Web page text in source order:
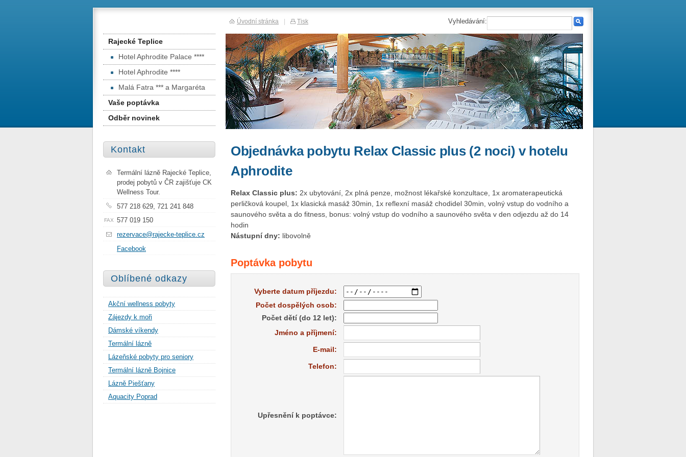
Objednávka pobytu Relax Classic plus (2 noci) v hotelu
Aphrodite
Relax Classic plus: 2x ubytování, 2x plná penze, možnost lékařské konzultace, 1x aromaterapeutická
perličková koupel, 1x klasická masáž 30min, 1x reflexní masáž chodidel 30min, volný vstup do vodního a
saunového světa a do fitness, bonus: volný vstup do vodního a saunového světa v den odjezdu až do 14
hodin
Nástupní dny: libovolně
Poptávka pobytu
Vyberte datum příjezdu:
Počet dospělých osob:
Počet dětí (do 12 let):
Jméno a příjmení:
E-mail:
Telefon:
Upřesnění k poptávce:
Rajecké Teplice
Hotel Aphrodite Palace ****
Hotel Aphrodite ****
Malá Fatra *** a Margaréta
Vaše poptávka
Odběr novinek
Kontakt
Termální lázně Rajecké Teplice,
prodej pobytů v ČR zajišťuje CK
Wellness Tour.
577 218 629, 721 241 848
FAX
577 019 150
rezervace@rajecke-teplice.cz
Facebook
Oblíbené odkazy
Akční wellness pobyty
Zájezdy k moři
Dámské víkendy
Termální lázně
Lázeňské pobyty pro seniory
Termální lázně Bojnice
Lázně Piešťany
Aquacity Poprad
Vyhledávání:
Úvodní stránka | Tisk